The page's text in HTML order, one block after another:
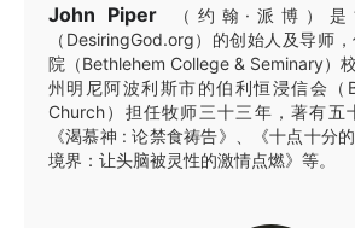
John Piper
（约翰·派博）
（DesiringGod.org）的创始人及导师
院（Bethlehem College & Seminary）
州明尼阿波利斯市的伯利恒浸信会（
Church）担任牧师三十三年，著有五
《渴慕神 : 论禁食祷告》、《十点十分
境界：让头脑被灵性的激情点燃》等。